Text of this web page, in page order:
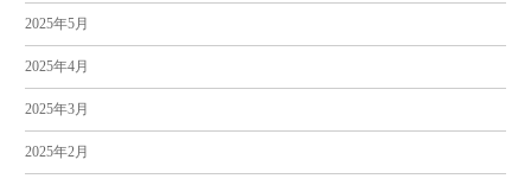
2025年5月
2025年4月
2025年3月
2025年2月